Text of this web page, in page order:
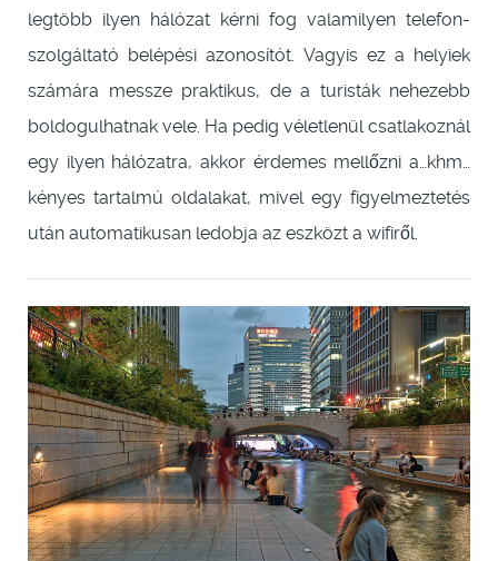
legtöbb ilyen hálózat kérni fog valamilyen telefon-
szolgáltató belépési azonosítót. Vagyis ez a helyiek
számára messze praktikus, de a turisták nehezebb
boldogulhatnak vele. Ha pedig véletlenül csatlakoznál
egy ilyen hálózatra, akkor érdemes mellőzni a…khm…
kényes tartalmú oldalakat, mivel egy figyelmeztetés
után automatikusan ledobja az eszközt a wifiről.